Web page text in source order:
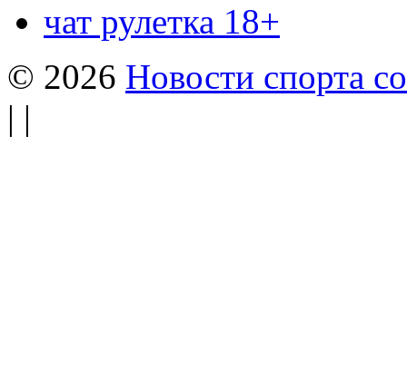
чат рулетка 18+
© 2026 Новости спорта
| |